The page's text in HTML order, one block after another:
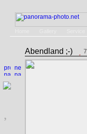
Abendland ;-) 7